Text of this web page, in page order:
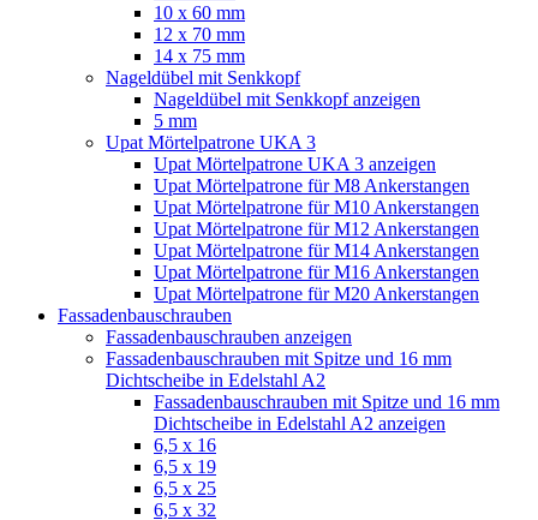
10 x 60 mm
12 x 70 mm
14 x 75 mm
Nageldübel mit Senkkopf
Nageldübel mit Senkkopf anzeigen
5 mm
Upat Mörtelpatrone UKA 3
Upat Mörtelpatrone UKA 3 anzeigen
Upat Mörtelpatrone für M8 Ankerstangen
Upat Mörtelpatrone für M10 Ankerstangen
Upat Mörtelpatrone für M12 Ankerstangen
Upat Mörtelpatrone für M14 Ankerstangen
Upat Mörtelpatrone für M16 Ankerstangen
Upat Mörtelpatrone für M20 Ankerstangen
Fassadenbauschrauben
Fassadenbauschrauben anzeigen
Fassadenbauschrauben mit Spitze und 16 mm
Dichtscheibe in Edelstahl A2
Fassadenbauschrauben mit Spitze und 16 mm
Dichtscheibe in Edelstahl A2 anzeigen
6,5 x 16
6,5 x 19
6,5 x 25
6,5 x 32